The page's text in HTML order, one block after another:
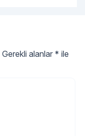
Gerekli alanlar * ile